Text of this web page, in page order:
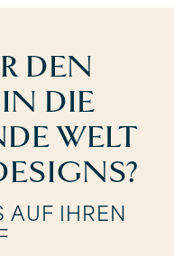
DEN
DIE
WELT
AUF IHREN